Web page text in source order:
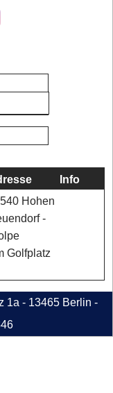
Info
Hohen
-
Golfplatz
1a - 13465 Berlin -